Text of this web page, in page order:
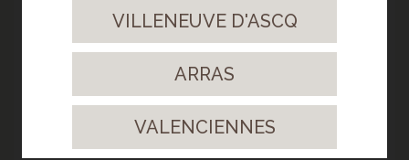
> STRATIFIÉ GYANT SAND NATURAL
Un sol clair et surtout résistant !
VILLENEUVE D'ASCQ
ARRAS
VALENCIENNES